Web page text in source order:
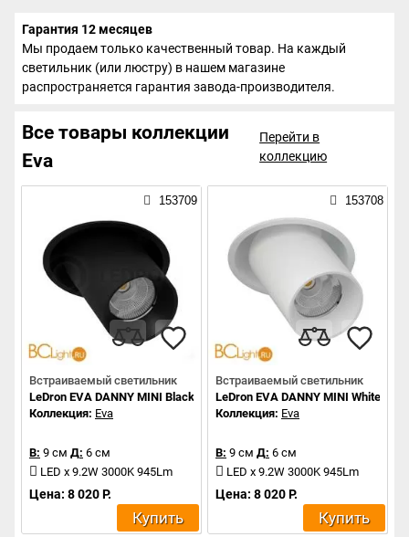
Гарантия 12 месяцев
Мы продаем только качественный товар. На каждый
светильник (или люстру) в нашем магазине
распространяется гарантия завода-производителя.
Все товары коллекции
Eva
Перейти в
коллекцию
153709
Встраиваемый светильник
LeDron EVA DANNY MINI Black
Коллекция: Eva
В: 9 см Д: 6 см
LED x 9.2W 3000K 945Lm
Цена: 8 020 Р.
Купить
153708
Встраиваемый светильник
LeDron EVA DANNY MINI White
Коллекция: Eva
В: 9 см Д: 6 см
LED x 9.2W 3000K 945Lm
Цена: 8 020 Р.
Купить